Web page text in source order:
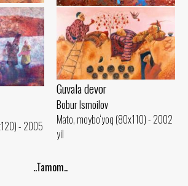
- 2004
Hosil
Bobur Ismoilov
Mato, moybo‘yoq (90x130) - 2005
yil
- 2005
Guvala devor
Bobur Ismoilov
Mato, moybo‘yoq (80x110) - 2002
yil
..Tamom..